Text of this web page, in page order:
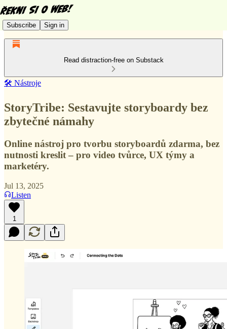
Subscribe Sign in
Read distraction-free on Substack
🛠️ Nástroje
StoryTribe: Sestavujte storyboardy bez
zbytečné námahy
Online nástroj pro tvorbu storyboardů zdarma, bez
nutnosti kreslit – pro video tvůrce, UX týmy a
marketéry.
Jul 13, 2025
Listen
1